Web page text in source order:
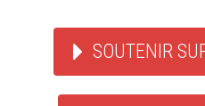
SOUTENIR